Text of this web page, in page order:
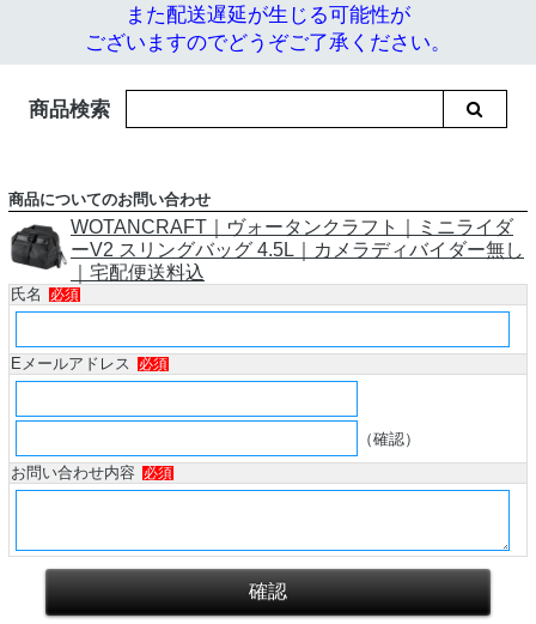
また配送遅延が生じる可能性が
ございますのでどうぞご了承ください。
商品検索
商品についてのお問い合わせ
WOTANCRAFT｜ヴォータンクラフト｜ミニライダ
ーV2 スリングバッグ 4.5L｜カメラディバイダー無し
｜宅配便送料込
氏名 必須
Eメールアドレス 必須
（確認）
お問い合わせ内容
必須